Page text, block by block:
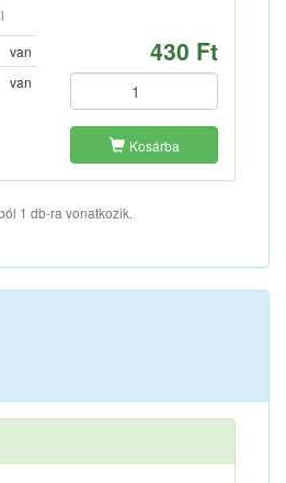
van
van
430 Ft
Kosárba
1 db-ra vonatkozik.